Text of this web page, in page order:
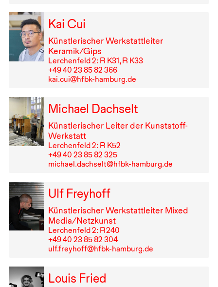
Kai Cui
Künstlerischer Werkstattleiter
Keramik/Gips
Lerchenfeld 2: R K31, R K33
+49⁠ ⁠40⁠ ⁠23⁠ ⁠85⁠ ⁠82⁠ ⁠366
kai.cui@hfbk-hamburg.de
Michael Dachselt
Künstlerischer Leiter der Kunststoff-
Werkstatt
Lerchenfeld 2: R K52
+49⁠ ⁠40⁠ ⁠23⁠ ⁠85⁠ ⁠82⁠ ⁠325
michael.dachselt@hfbk-hamburg.de
Ulf Freyhoff
Künstlerischer Werkstattleiter Mixed
Media/Netzkunst
Lerchenfeld 2: R⁠ ⁠240
+49⁠ ⁠40⁠ ⁠23⁠ ⁠85⁠ ⁠82⁠ ⁠304
ulf.freyhoff@hfbk-hamburg.de
Louis Fried